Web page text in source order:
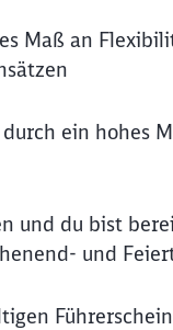
Maß an
ein hohes
und du bist
und